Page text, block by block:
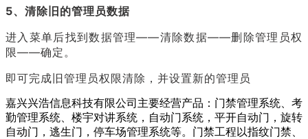
5、清除旧的管理员数据
进入菜单后找到数据管理——清除数据——删除管理员权
限——确定。
即可完成旧管理员权限清除，并设置新的管理员
嘉兴兴浩信息科技有限公司主要经营产品：门禁管理系统、考
勤管理系统、楼宇对讲系统，自动门系统，平开自动门，旋转
自动门，逃生门，停车场管理系统等。门禁工程以指纹门禁、